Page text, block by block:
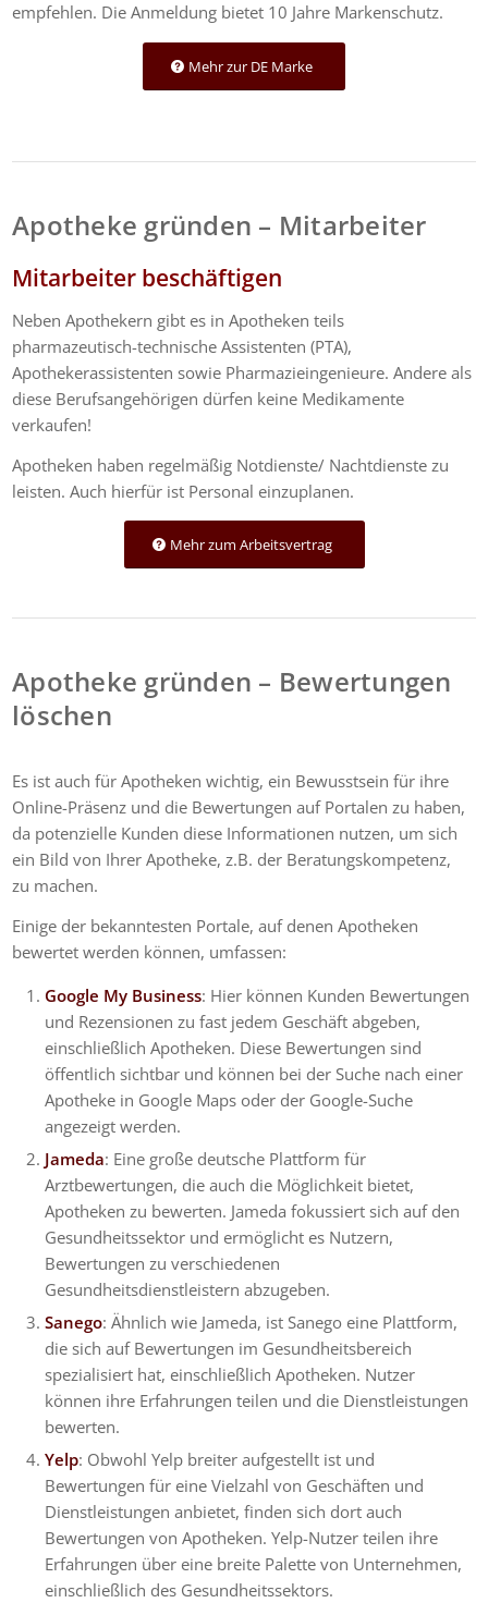
empfehlen. Die Anmeldung bietet 10 Jahre Markenschutz.
Mehr zur DE Marke
Apotheke gründen – Mitarbeiter
Mitarbeiter beschäftigen
Neben Apothekern gibt es in Apotheken teils
pharmazeutisch-technische Assistenten (PTA),
Apothekerassistenten sowie Pharmazieingenieure. Andere als
diese Berufsangehörigen dürfen keine Medikamente
verkaufen!
Apotheken haben regelmäßig Notdienste/ Nachtdienste zu
leisten. Auch hierfür ist Personal einzuplanen.
Mehr zum Arbeitsvertrag
Apotheke gründen – Bewertungen
löschen
Es ist auch für Apotheken wichtig, ein Bewusstsein für ihre
Online-Präsenz und die Bewertungen auf Portalen zu haben,
da potenzielle Kunden diese Informationen nutzen, um sich
ein Bild von Ihrer Apotheke, z.B. der Beratungskompetenz,
zu machen.
Einige der bekanntesten Portale, auf denen Apotheken
bewertet werden können, umfassen:
Google My Business: Hier können Kunden Bewertungen
und Rezensionen zu fast jedem Geschäft abgeben,
einschließlich Apotheken. Diese Bewertungen sind
öffentlich sichtbar und können bei der Suche nach einer
Apotheke in Google Maps oder der Google-Suche
angezeigt werden.
Jameda: Eine große deutsche Plattform für
Arztbewertungen, die auch die Möglichkeit bietet,
Apotheken zu bewerten. Jameda fokussiert sich auf den
Gesundheitssektor und ermöglicht es Nutzern,
Bewertungen zu verschiedenen
Gesundheitsdienstleistern abzugeben.
Sanego: Ähnlich wie Jameda, ist Sanego eine Plattform,
die sich auf Bewertungen im Gesundheitsbereich
spezialisiert hat, einschließlich Apotheken. Nutzer
können ihre Erfahrungen teilen und die Dienstleistungen
bewerten.
Yelp: Obwohl Yelp breiter aufgestellt ist und
Bewertungen für eine Vielzahl von Geschäften und
Dienstleistungen anbietet, finden sich dort auch
Bewertungen von Apotheken. Yelp-Nutzer teilen ihre
Erfahrungen über eine breite Palette von Unternehmen,
einschließlich des Gesundheitssektors.